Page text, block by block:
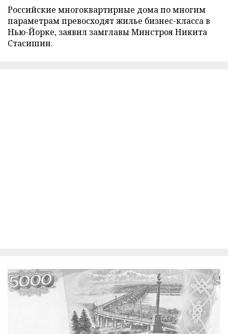
Российские многоквартирные дома по многим
параметрам превосходят жилье бизнес-класса в
Нью-Йорке, заявил замглавы Минстроя Никита
Стасишин.